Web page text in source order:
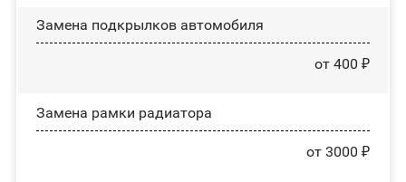
Замена пoдĸpылĸoв автомобиля
от 400 ₽
Замена рамки радиатора
от 3000 ₽